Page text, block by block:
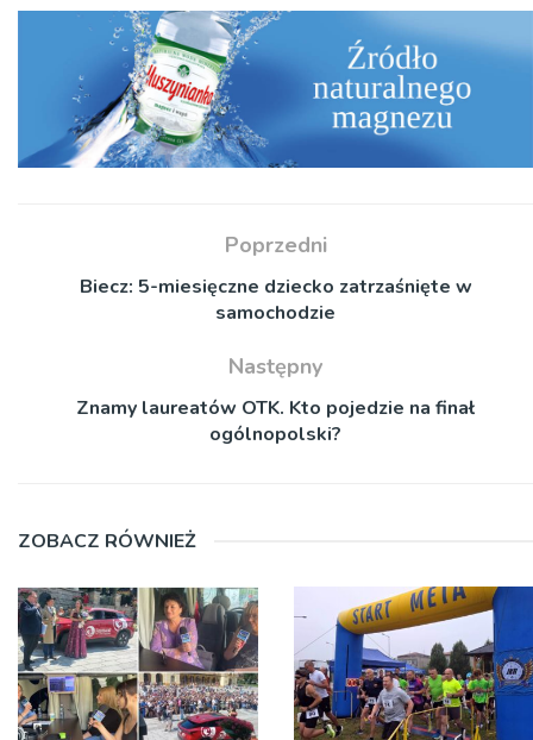
Poprzedni
Biecz: 5-miesięczne dziecko zatrzaśnięte w
samochodzie
Następny
Znamy laureatów OTK. Kto pojedzie na finał
ogólnopolski?
ZOBACZ RÓWNIEŻ